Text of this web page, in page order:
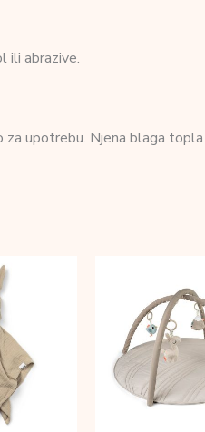
ili abrazive.
za upotrebu. Njena blaga